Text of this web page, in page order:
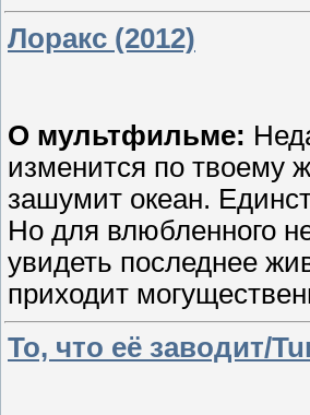
Лоракс (2012)
О мультфильме:
изменится по твоему
зашумит океан.
Но для влюбленного
увидеть последнее
приходит
То, что её заводит/